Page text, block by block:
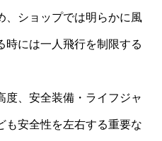
、ショップでは明らかに風
時には一人飛行を制限する
度、安全装備・ライフジャ
も安全性を左右する重要な